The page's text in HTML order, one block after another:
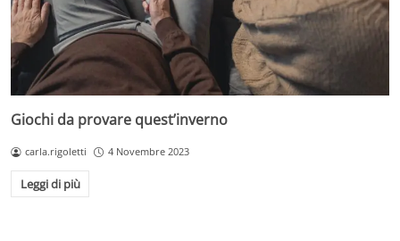
Giochi da provare quest’inverno
carla.rigoletti 4 Novembre 2023
Leggi di più